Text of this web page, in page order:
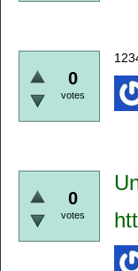
0
votes
0
votes